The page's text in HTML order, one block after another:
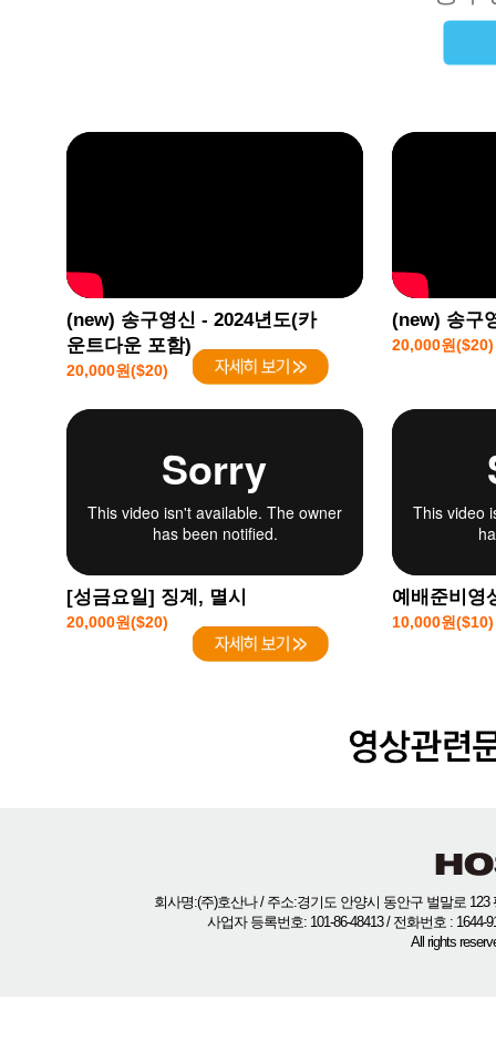
(new) 송구영신 - 2024년도(카
운트다운 포함)
20,000원($20)
(new) 송구
20,000원($20)
[성금요일] 징계, 멸시
20,000원($20)
예배준비영
10,000원($10)
회사명:(주)호산나 / 주소:경기도 안양시 동안구 벌말로
사업자 등록번호: 101-86-48413 / 전화번호 :
All rights